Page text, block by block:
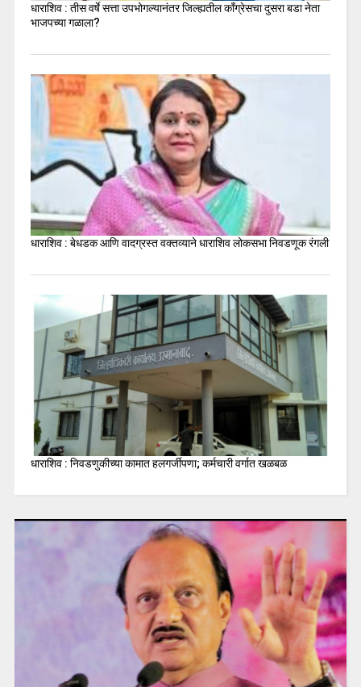
धाराशिव : तीस वर्षे सत्ता उपभोगल्यानंतर जिल्ह्यतील कॉंग्रेसचा दुसरा बडा नेता
भाजपच्या गळाला?
धाराशिव : बेधडक आणि वादग्रस्त वक्तव्याने धाराशिव लोकसभा निवडणूक रंगली
धाराशिव : निवडणुकीच्या कामात हलगर्जीपणा; कर्मचारी वर्गात खळबळ